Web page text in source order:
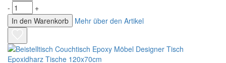
-
+
In den Warenkorb
Mehr über den Artikel